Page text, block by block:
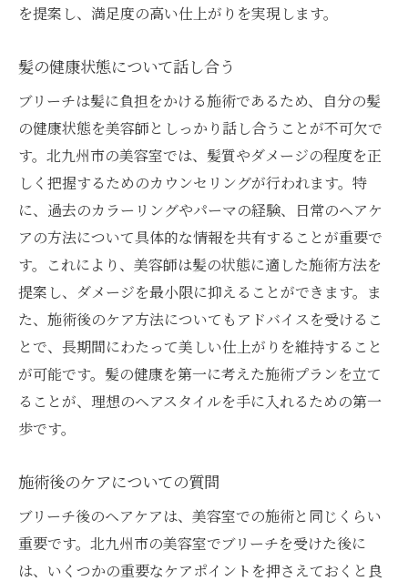
を提案し、満足度の高い仕上がりを実現します。
髪の健康状態について話し合う
ブリーチは髪に負担をかける施術であるため、自分の髪
の健康状態を美容師としっかり話し合うことが不可欠で
す。北九州市の美容室では、髪質やダメージの程度を正
しく把握するためのカウンセリングが行われます。特
に、過去のカラーリングやパーマの経験、日常のヘアケ
アの方法について具体的な情報を共有することが重要で
す。これにより、美容師は髪の状態に適した施術方法を
提案し、ダメージを最小限に抑えることができます。ま
た、施術後のケア方法についてもアドバイスを受けるこ
とで、長期間にわたって美しい仕上がりを維持すること
が可能です。髪の健康を第一に考えた施術プランを立て
ることが、理想のヘアスタイルを手に入れるための第一
歩です。
施術後のケアについての質問
ブリーチ後のヘアケアは、美容室での施術と同じくらい
重要です。北九州市の美容室でブリーチを受けた後に
は、いくつかの重要なケアポイントを押さえておくと良